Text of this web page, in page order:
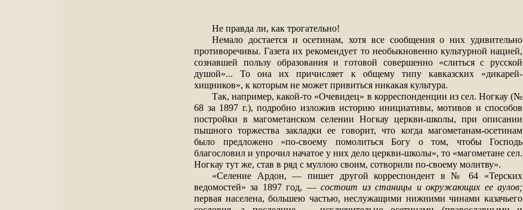
Не правда ли, как трогательно!
Немало достается и осетинам, хотя все сообщения о них удивительно
противоречивы. Газета их рекомендует то необыкновенно культурной нацией,
сознавшей пользу образования и готовой совершенно «слиться с русской
душой»... То она их причисляет к общему типу кавказских «дикарей-
хищников», к которым не может привиться никакая культура.
Так, например, какой-то «Очевидец» в корреспонденции из сел. Ногкау (№
68 за 1897 г.), подробно изложив историю инициативы, мотивов и способов
постройки в магометанском селении Ногкау церкви-школы, при описании
пышного торжества закладки ее говорит, что когда магометанам-осетинам
было предложено «по-своему помолиться Богу о том, чтобы Господь
благословил и упрочил начатое у них дело церкви-школы», то «магометане сел.
Ногкау тут же, став в ряд с муллою своим, сотворили по-своему молитву».
«Селение Ардон, — пишет другой корреспондент в № 64 «Терских
ведомостей» за 1897 год, —состоит из станицы и окружающих ее аулов;
первая населена, большею частью, неслужащими нижними чинами казачьего